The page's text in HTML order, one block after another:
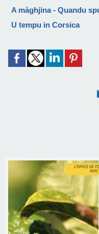
A màghjina - Quandu
U tempu in Corsica